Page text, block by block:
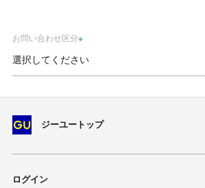
お問い合わせ区分※
ジーユートップ
ログイン